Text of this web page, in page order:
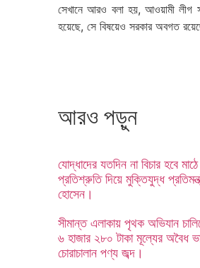
সেখানে আরও বলা হয়, আওয়ামী লীগ
হয়েছে, সে বিষয়েও সরকার অবগত
আরও পড়ুন
যোদ্ধাদের যতদিন না বিচার হবে
প্রতিশ্রুতি দিয়ে মুক্তিযুদ্ধ
হোসেন।
সীমান্ত এলাকায় পৃথক অভিযান
৬ হাজার ২৮০ টাকা মূল্যের অবৈধ
চোরাচালান পণ্য জব্দ।